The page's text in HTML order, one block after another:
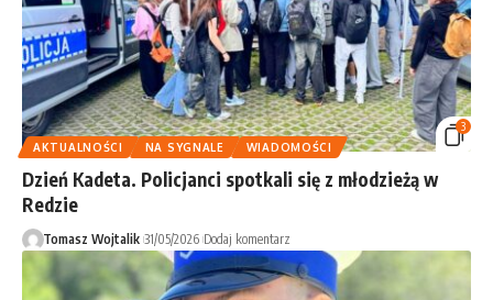
3
AKTUALNOŚCI
NA SYGNALE WIADOMOŚCI
Dzień Kadeta. Policjanci spotkali się z młodzieżą w
Redzie
Tomasz Wojtalik 31/05/2026 Dodaj komentarz